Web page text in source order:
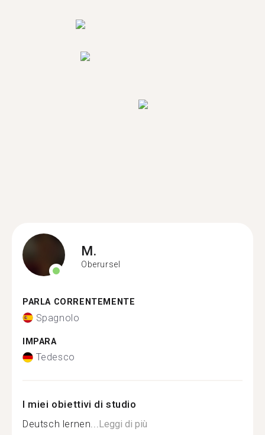
M.
Oberursel
PARLA CORRENTEMENTE
Spagnolo
IMPARA
Tedesco
I miei obiettivi di studio
Deutsch lernen...Leggi di più